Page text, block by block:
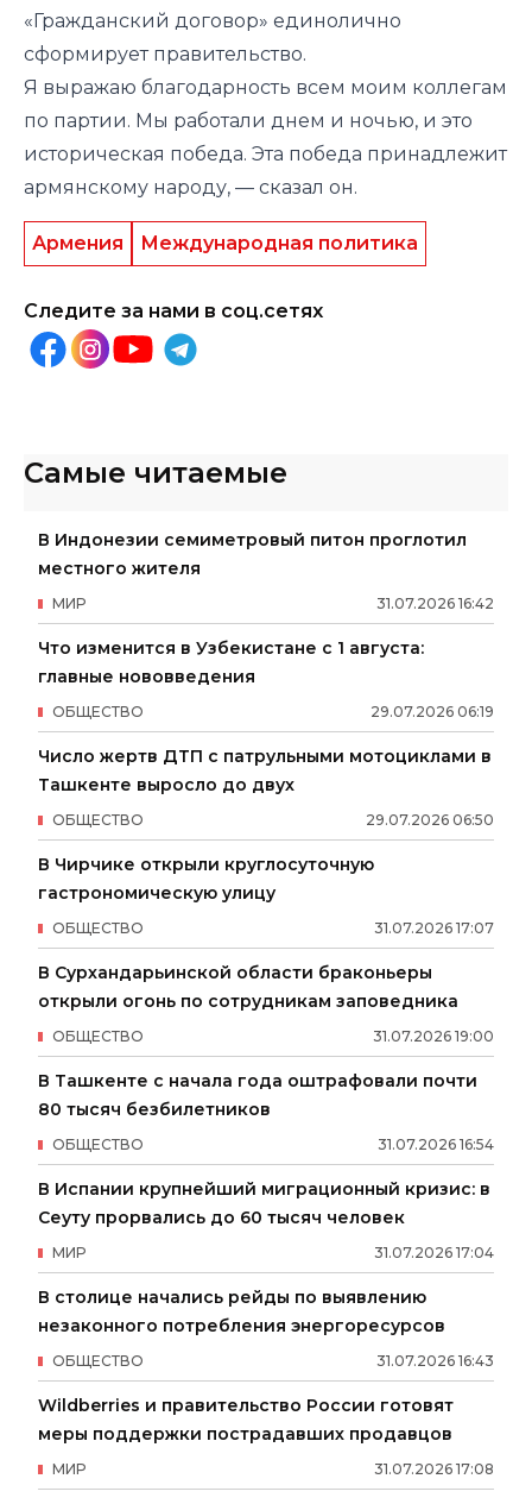
«Гражданский договор» единолично
сформирует правительство.
Я выражаю благодарность всем моим коллегам
по партии. Мы работали днем ​​и ночью, и это
историческая победа. Эта победа принадлежит
армянскому народу, — сказал он.
Армения Международная политика
Следите за нами в соц.сетях
Самые читаемые
В Индонезии семиметровый питон проглотил
местного жителя
31.07.2026 16:42
МИР
Что изменится в Узбекистане с 1 августа:
главные нововведения
29.07.2026 06:19
ОБЩЕСТВО
Число жертв ДТП с патрульными мотоциклами в
Ташкенте выросло до двух
29.07.2026 06:50
ОБЩЕСТВО
В Чирчике открыли круглосуточную
гастрономическую улицу
31.07.2026 17:07
ОБЩЕСТВО
В Сурхандарьинской области браконьеры
открыли огонь по сотрудникам заповедника
31.07.2026 19:00
ОБЩЕСТВО
В Ташкенте с начала года оштрафовали почти
80 тысяч безбилетников
31.07.2026 16:54
ОБЩЕСТВО
В Испании крупнейший миграционный кризис: в
Сеуту прорвались до 60 тысяч человек
31.07.2026 17:04
МИР
В столице начались рейды по выявлению
незаконного потребления энергоресурсов
31.07.2026 16:43
ОБЩЕСТВО
Wildberries и правительство России готовят
меры поддержки пострадавших продавцов
31.07.2026 17:08
МИР